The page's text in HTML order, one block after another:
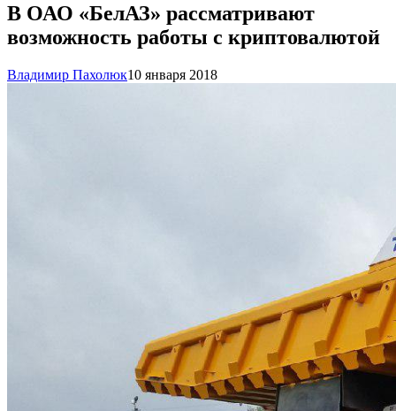
В ОАО «БелАЗ» рассматривают
возможность работы с криптовалютой
Владимир Пахолюк10 января 2018